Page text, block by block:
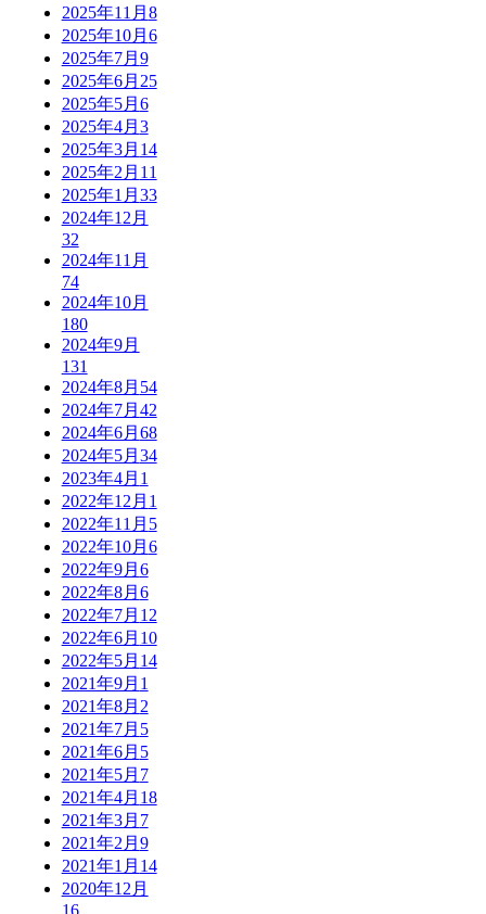
2025年11月 8
2025年10月 6
2025年7月 9
2025年6月 25
2025年5月 6
2025年4月 3
2025年3月 14
2025年2月 11
2025年1月 33
2024年12月
32
2024年11月
74
2024年10月
180
2024年9月
131
2024年8月 54
2024年7月 42
2024年6月 68
2024年5月 34
2023年4月 1
2022年12月 1
2022年11月 5
2022年10月 6
2022年9月 6
2022年8月 6
2022年7月 12
2022年6月 10
2022年5月 14
2021年9月 1
2021年8月 2
2021年7月 5
2021年6月 5
2021年5月 7
2021年4月 18
2021年3月 7
2021年2月 9
2021年1月 14
2020年12月
16